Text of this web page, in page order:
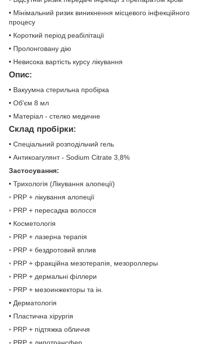
• Мінімальний ризик виникнення місцевого інфекційного
процесу
• Короткий період реабілітації
• Пролонговану дію
• Невисока вартість курсу лікування
Опис:
• Вакуумна стерильна пробірка
• Об'єм 8 мл
• Матеріал - стелко медичне
Склад пробірки:
• Спеціальний розподільчий гель
• Антикоагулянт - Sodium Citrate 3,8%
Застосування:
• Трихологія (Лікування алопеції)
◦ PRP + лікування алопеції
◦ PRP + пересадка волосся
• Косметологія
◦ PRP + лазерна терапія
◦ PRP + бездротовий вплив
◦ PRP + фракційна мезотерапія, мезороллеры
◦ PRP + дермальні філлери
◦ PRP + мезоинжекторы та ін.
• Дерматологія
• Пластична хірургія
◦ PRP + підтяжка обличчя
◦ PRP + липотрансфер